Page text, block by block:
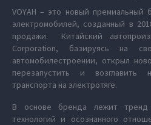
VOYAH – это новый премиальный
электромобилей, созданный в
продажи. Китайский
Corporation, базируясь на
автомобилестроении, открыл
перезапустить и возглавить
транспорта на электротяге.
В основе бренда лежит тренд
технологий и осознанного